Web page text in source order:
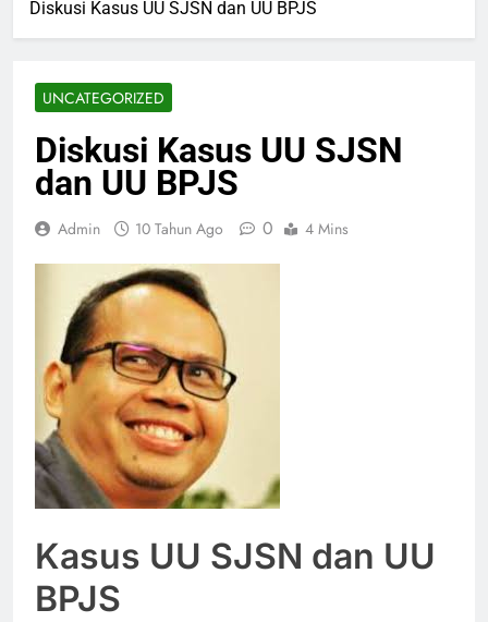
Diskusi Kasus UU SJSN dan UU BPJS
UNCATEGORIZED
Diskusi Kasus UU SJSN
dan UU BPJS
Admin 10 Tahun Ago 0 4 Mins
Kasus UU SJSN dan UU
BPJS